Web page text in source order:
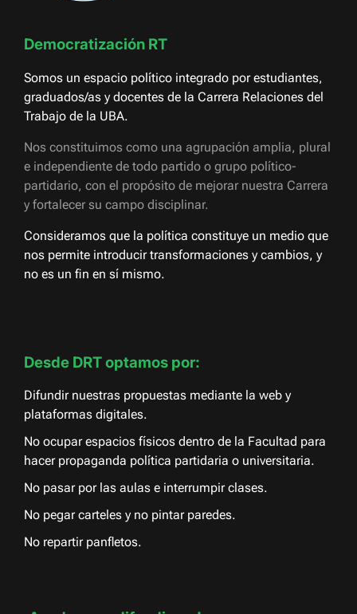
Democratización RT
Somos un espacio político integrado por estudiantes,
graduados/as y docentes de la Carrera Relaciones del
Trabajo de la UBA.
Nos constituimos como una agrupación amplia, plural
e independiente de todo partido o grupo político-
partidario, con el propósito de mejorar nuestra Carrera
y fortalecer su campo disciplinar.
Consideramos que la política constituye un medio que
nos permite introducir transformaciones y cambios, y
no es un fin en sí mismo.
Desde DRT optamos por:
Difundir nuestras propuestas mediante la web y
plataformas digitales.
No ocupar espacios físicos dentro de la Facultad para
hacer propaganda política partidaria o universitaria.
No pasar por las aulas e interrumpir clases.
No pegar carteles y no pintar paredes.
No repartir panfletos.